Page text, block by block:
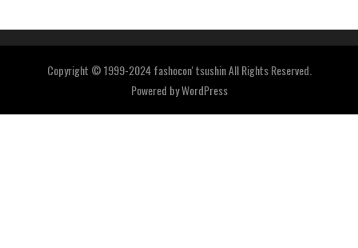
Copyright © 1999-2024 fashocon' tsushin All Rights Reserved.
Powered byWordPress